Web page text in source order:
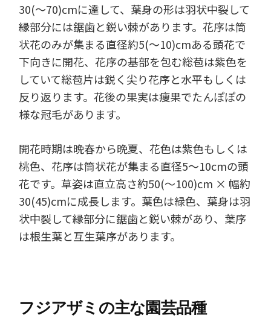
30(～70)cmに達して、葉身の形は羽状中裂して
縁部分には鋸歯と鋭い棘があります。花序は筒
状花のみが集まる直径約5(～10)cmある頭花で
下向きに開花、花序の基部を包む総苞は紫色を
していて総苞片は鋭く尖り花序と水平もしくは
反り返ります。花後の果実は痩果でたんぽぽの
様な冠毛があります。
開花時期は晩春から晩夏、花色は紫色もしくは
桃色、花序は筒状花が集まる直径5～10cmの頭
花です。草姿は直立高さ約50(～100)cm × 幅約
30(45)cmに成長します。葉色は緑色、葉身は羽
状中裂して縁部分に鋸歯と鋭い棘があり、葉序
は根生葉と互生葉序があります。
フジアザミの主な園芸品種